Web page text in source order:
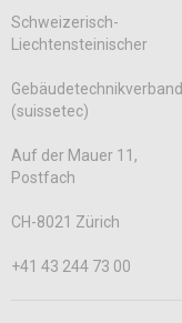
Schweizerisch-
Liechtensteinischer
Gebäudetechnikverband
(suissetec)
Auf der Mauer 11,
Postfach
CH-8021 Zürich
+41 43 244 73 00